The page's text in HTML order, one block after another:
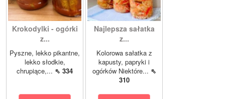
Krokodylki - ogórki
z...
Pyszne, lekko pikantne,
lekko słodkie,
chrupiące,... ⇖ 334
Najlepsza sałatka
z...
Kolorowa sałatka z
kapusty, papryki i
ogórków Niektóre... ⇖
310